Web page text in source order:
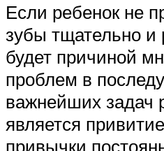
Если ребенок не
зубы тщательно и
будет причиной
проблем в
важнейших задач
является
привычки